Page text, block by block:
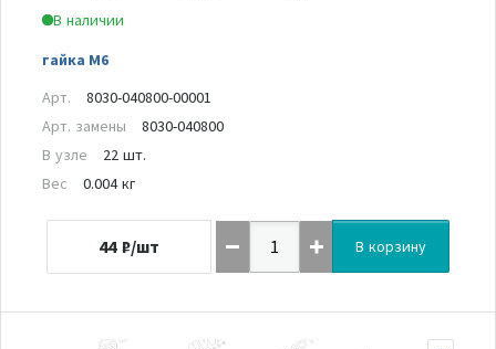
В наличии
гайка М6
Арт.
8030-040800-00001
Арт. замены
8030-040800
В узле
22 шт.
Вес
0.004 кг
44 ₽/шт В корзину